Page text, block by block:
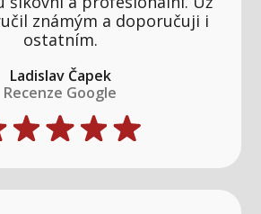
známým a doporučuji i
ostatním.
Ladislav Čapek
Recenze Google